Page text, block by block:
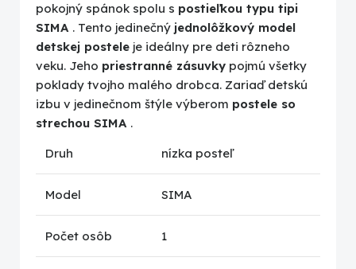
pokojný spánok spolu s postieľkou typu tipi
SIMA . Tento jedinečný jednolôžkový model
detskej postele je ideálny pre deti rôzneho
veku. Jeho priestranné zásuvky pojmú všetky
poklady tvojho malého drobca. Zariaď detskú
izbu v jedinečnom štýle výberom postele so
strechou SIMA .
Druh
nízka posteľ
Model SIMA
Počet osôb 1